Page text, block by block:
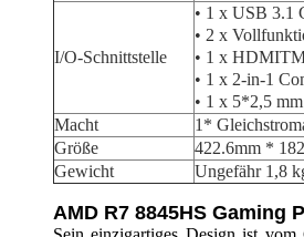
I/O-Schnittstelle
• 1 x USB 3.1
• 2 x
• 1 x
• 1 x 2-in-1
• 1 x 5*2,5
Macht
1*
Größe
422.6mm *
Gewicht
Ungefähr 1,8
AMD R7 8845HS Gaming